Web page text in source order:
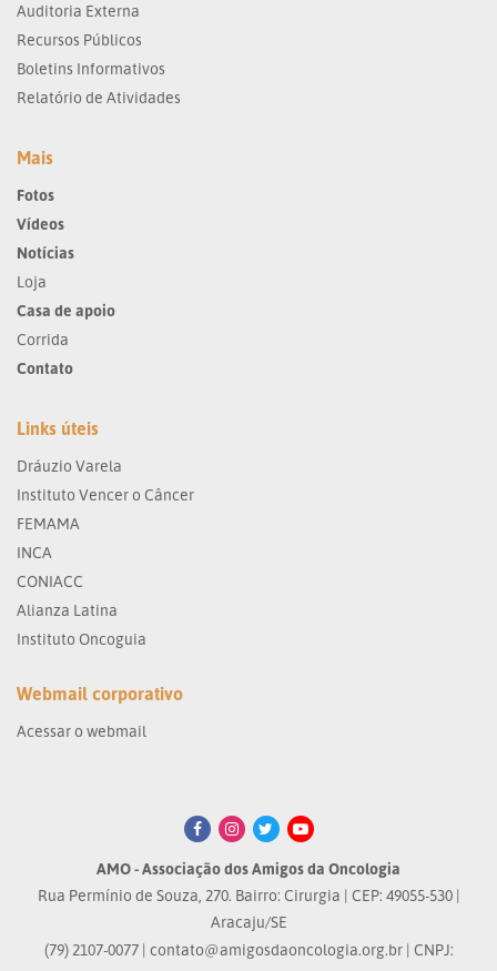
Auditoria Externa
Recursos Públicos
Boletins Informativos
Relatório de Atividades
Mais
Fotos
Vídeos
Notícias
Loja
Casa de apoio
Corrida
Contato
Links úteis
Dráuzio Varela
Instituto Vencer o Câncer
FEMAMA
INCA
CONIACC
Alianza Latina
Instituto Oncoguia
Webmail corporativo
Acessar o webmail
AMO - Associação dos Amigos da Oncologia
Rua Permínio de Souza, 270. Bairro: Cirurgia | CEP: 49055-530 |
Aracaju/SE
(79) 2107-0077 | contato@amigosdaoncologia.org.br| CNPJ: